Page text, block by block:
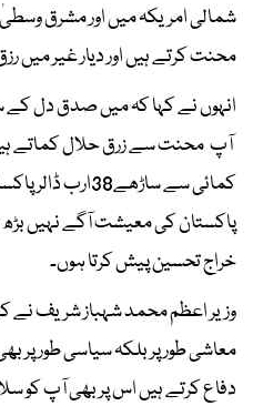
شمالی امریکہ میں اور مشرق
محنت کرتے ہیں اور دیار غیر میں
انہوں نے کہا کہ میں صدق دل کے
آپ محنت سے زرق حلال کماتے
کمائی سے
پاکستان کی معیشت آگے نہیں
خراج تحسین پیش کرتا ہوں۔
وزیر اعظم محمد شہباز شریف نے
معاشی طور پر بلکہ سیاسی طور پر
دفاع کرتے ہیں اس پر بھی آپ کو